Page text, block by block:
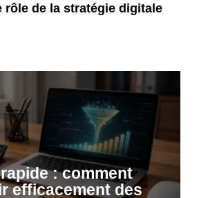
rôle de la stratégie digitale
: comment
efficacement des